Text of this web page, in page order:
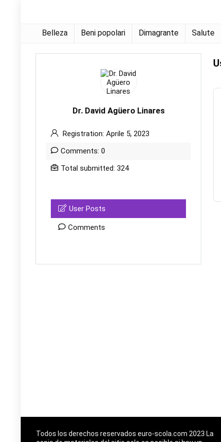
Belleza Beni popolari Dimagrante Salute
Dr. David Agüero Linares
Registration: Aprile 5, 2023
Comments: 0
Total submitted: 324
User Posts
Comments
Todos los derechos reservados euro-scola.com 2023 La